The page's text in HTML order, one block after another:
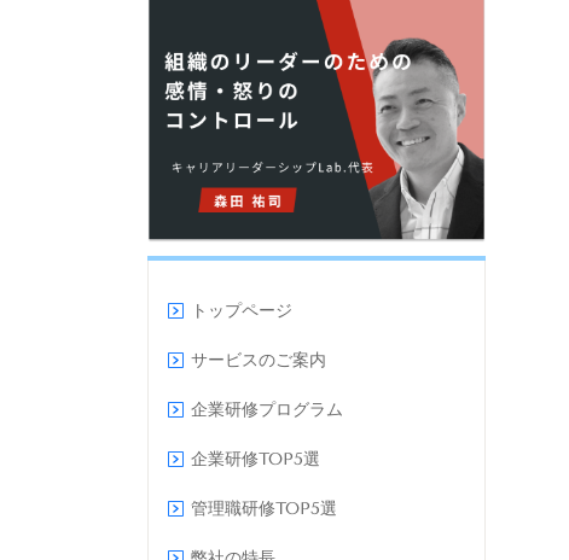
トップページ
サービスのご案内
企業研修プログラム
企業研修TOP5選
管理職研修TOP5選